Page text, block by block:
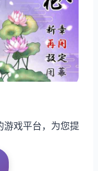
戏平台，为您提